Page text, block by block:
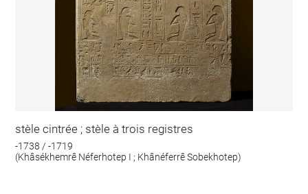
stèle cintrée ; stèle à trois registres
-1738 / -1719
(Khâsékhemrê Néferhotep I ; Khânéferrê Sobekhotep)